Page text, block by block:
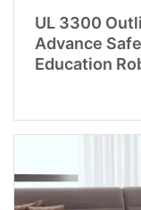
UL 3300
Advance
Education